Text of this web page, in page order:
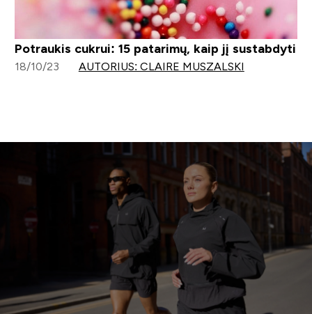
Potraukis cukrui: 15 patarimų, kaip jį sustabdyti
18/10/23 AUTORIUS: CLAIRE MUSZALSKI